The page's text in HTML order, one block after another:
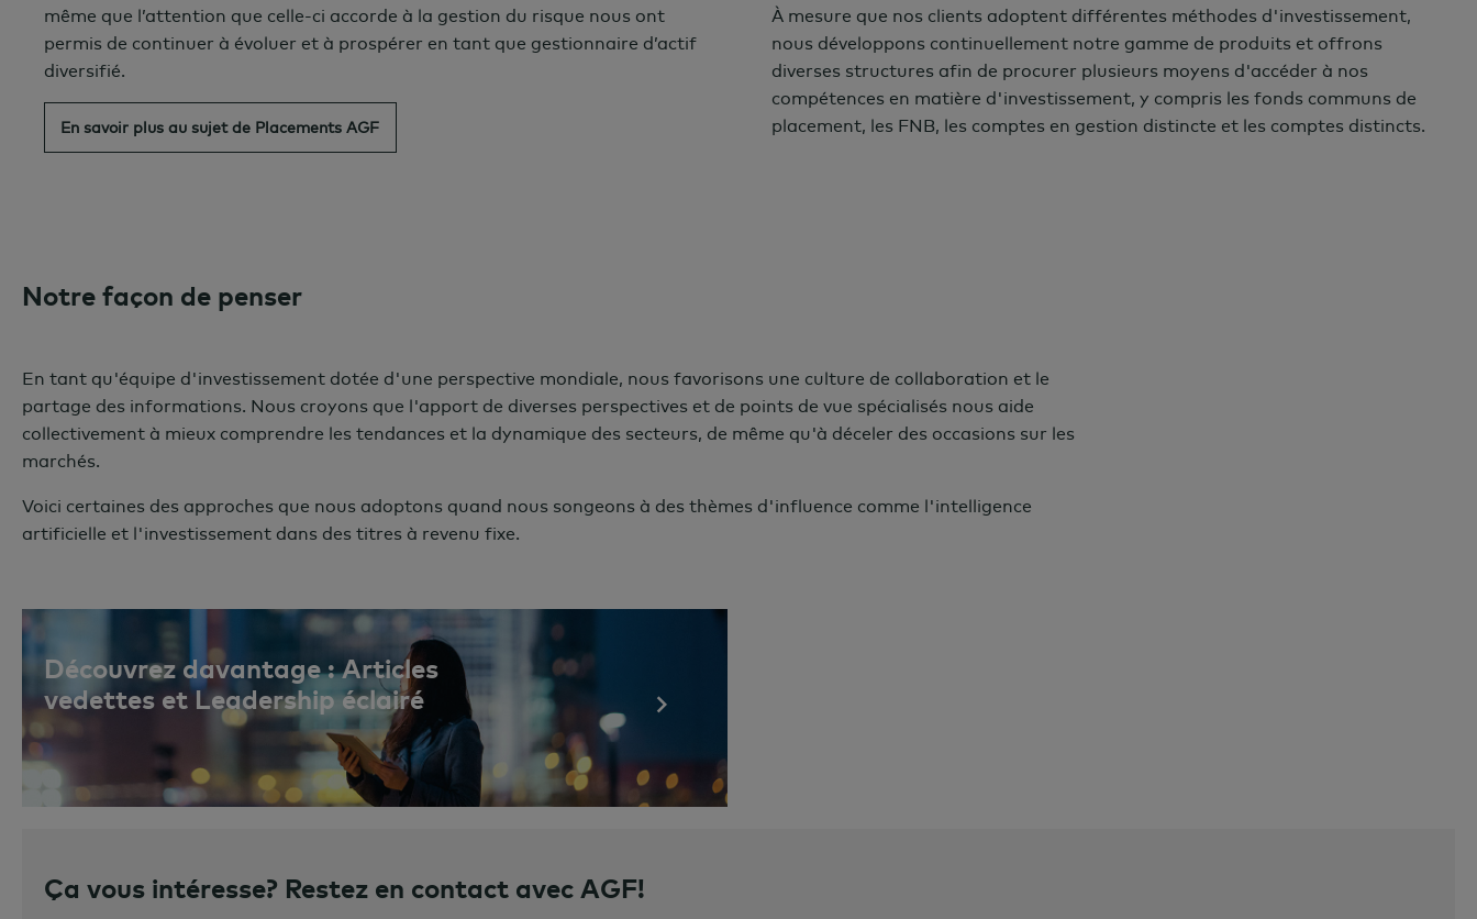
même que l’attention que celle-ci accorde à la gestion du risque nous ont
permis de continuer à évoluer et à prospérer en tant que gestionnaire d’actif
diversifié.
En savoir plus au sujet de Placements AGF
À mesure que nos clients adoptent différentes méthodes d'investissement,
nous développons continuellement notre gamme de produits et offrons
diverses structures afin de procurer plusieurs moyens d'accéder à nos
compétences en matière d'investissement, y compris les fonds communs de
placement, les FNB, les comptes en gestion distincte et les comptes distincts.
Notre façon de penser
En tant qu'équipe d'investissement dotée d'une perspective mondiale, nous favorisons une culture de collaboration et le
partage des informations. Nous croyons que l'apport de diverses perspectives et de points de vue spécialisés nous aide
collectivement à mieux comprendre les tendances et la dynamique des secteurs, de même qu'à déceler des occasions sur les
marchés.
Voici certaines des approches que nous adoptons quand nous songeons à des thèmes d'influence comme l'intelligence
artificielle et l'investissement dans des titres à revenu fixe.
Découvrez davantage : Articles
vedettes et Leadership éclairé
Ça vous intéresse? Restez en contact avec AGF!